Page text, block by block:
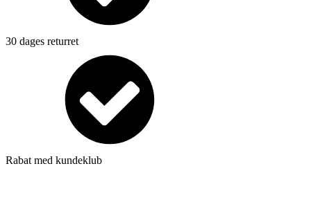
30 dages returret
Rabat med kundeklub